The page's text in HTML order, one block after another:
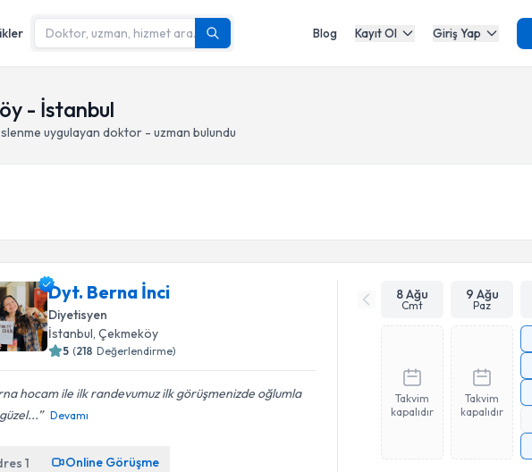
Blog Kayıt Ol Giriş Yap
- İstanbul
uygulayan doktor - uzman bulundu
Dyt. Berna İnci
Diyetisyen
İstanbul, Çekmeköy
5 (218 Değerlendirme)
hocam ile ilk randevumuz ilk görüşmenizde oğlumla
Devamı
1 Online Görüşme
8 Ağu
Cmt
9 Ağu
Paz
Takvim
kapalıdır
Takvim
kapalıdır